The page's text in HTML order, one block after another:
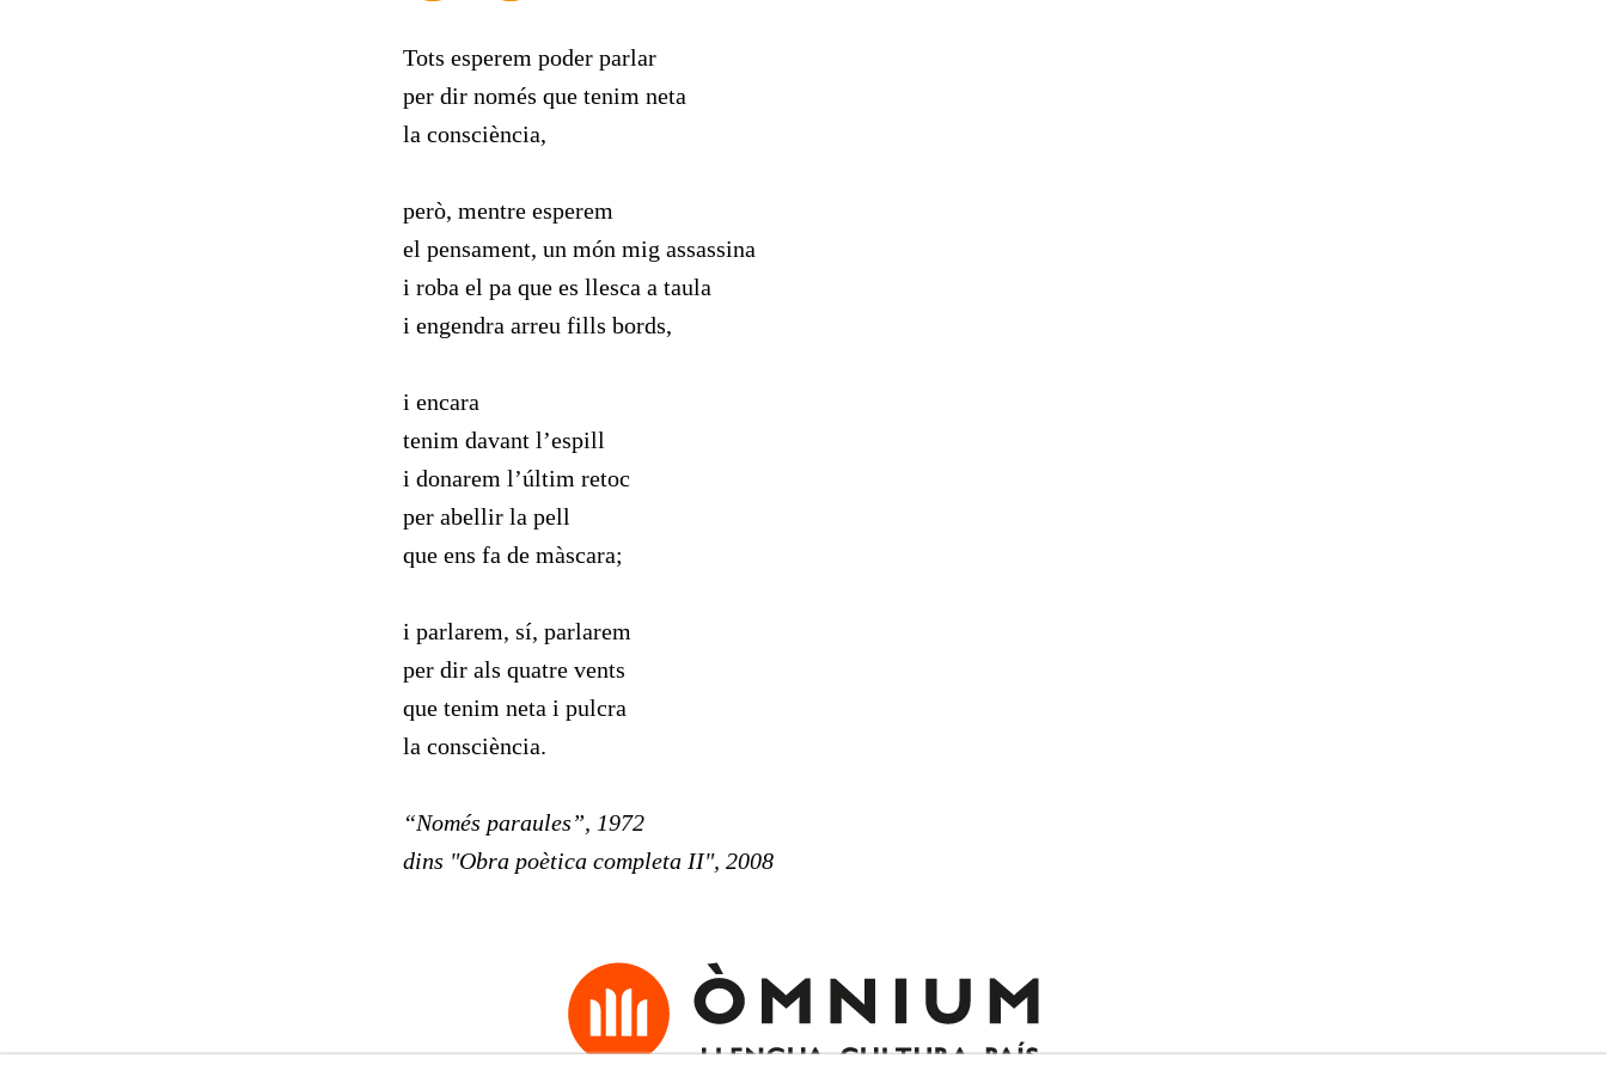
Tots esperem poder parlar
per dir només que tenim neta
la consciència,
però, mentre esperem
el pensament, un món mig assassina
i roba el pa que es llesca a taula
i engendra arreu fills bords,
i encara
tenim davant l’espill
i donarem l’últim retoc
per abellir la pell
que ens fa de màscara;
i parlarem, sí, parlarem
per dir als quatre vents
que tenim neta i pulcra
la consciència.
“Només paraules”, 1972
dins "Obra poètica completa II", 2008